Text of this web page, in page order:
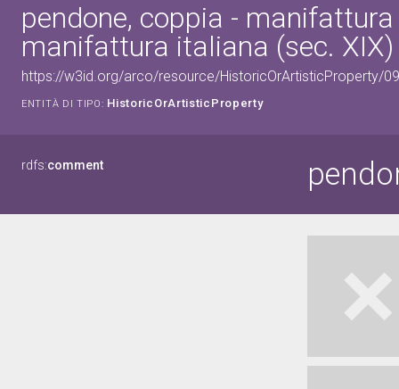
pendone, coppia -
manifattura italiana (sec. XIX)
https://w3id.org/arco/resource/HistoricOrArtisticProperty/
ENTITÀ DI TIPO: HistoricOrArtisticProperty
rdfs:comment